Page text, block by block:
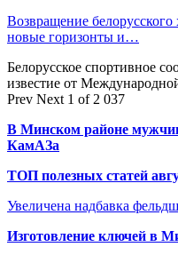
Возвращение
новые горизонты и…
Белорусское спортивное
известие от
Prev Next 1 of 2 037
В Минском районе
КамАЗа
ТОП полезных статей
Увеличена надбавка
Изготовление ключей в